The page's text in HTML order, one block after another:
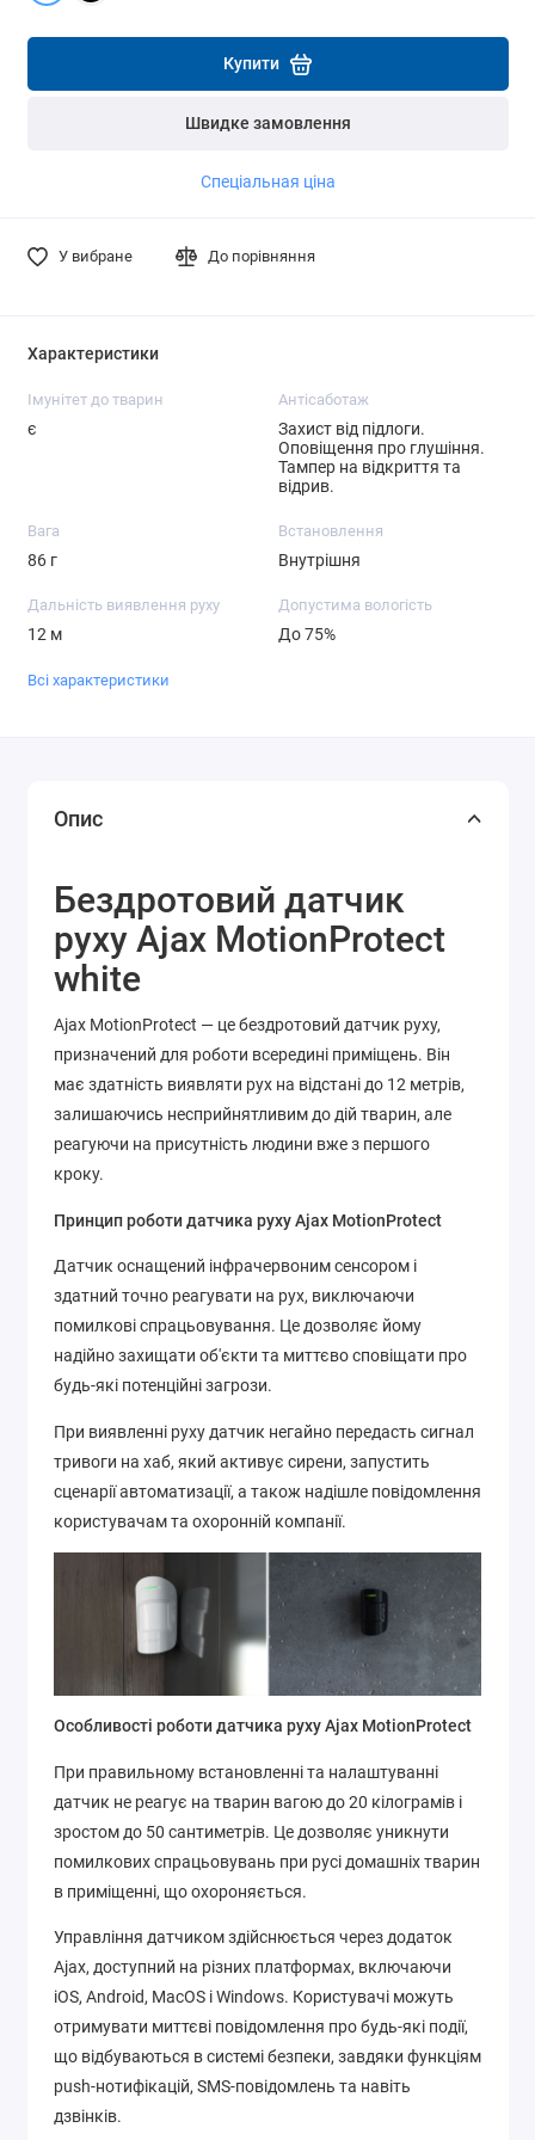
Купити
Швидке замовлення
Спеціальная ціна
У вибране До порівняння
Характеристики
Імунітет до тварин
є
Антісаботаж
Захист від підлоги.
Оповіщення про глушіння.
Тампер на відкриття та
відрив.
Вага
86 г
Встановлення
Внутрішня
Дальність виявлення руху
12 м
Допустима вологість
До 75%
Всі характеристики
Опис
Бездротовий датчик
руху Ajax MotionProtect
white
Ajax MotionProtect — це бездротовий датчик руху,
призначений для роботи всередині приміщень. Він
має здатність виявляти рух на відстані до 12 метрів,
залишаючись несприйнятливим до дій тварин, але
реагуючи на присутність людини вже з першого
кроку.
Принцип роботи датчика руху Ajax MotionProtect
Датчик оснащений інфрачервоним сенсором і
здатний точно реагувати на рух, виключаючи
помилкові спрацьовування. Це дозволяє йому
надійно захищати об'єкти та миттєво сповіщати про
будь-які потенційні загрози.
При виявленні руху датчик негайно передасть сигнал
тривоги на хаб, який активує сирени, запустить
сценарії автоматизації, а також надішле повідомлення
користувачам та охоронній компанії.
Особливості роботи датчика руху Ajax MotionProtect
При правильному встановленні та налаштуванні
датчик не реагує на тварин вагою до 20 кілограмів і
зростом до 50 сантиметрів. Це дозволяє уникнути
помилкових спрацьовувань при русі домашніх тварин
в приміщенні, що охороняється.
Управління датчиком здійснюється через додаток
Ajax, доступний на різних платформах, включаючи
iOS, Android, MacOS і Windows. Користувачі можуть
отримувати миттєві повідомлення про будь-які події,
що відбуваються в системі безпеки, завдяки функціям
push-нотифікацій, SMS-повідомлень та навіть
дзвінків.